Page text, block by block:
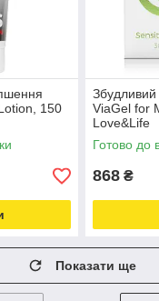
150
Збудливий
ViaGel for
Love&Life
Готово до
868 ₴
Показати ще